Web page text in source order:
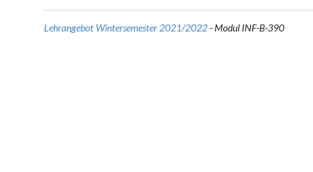
Lehrangebot Wintersemester 2021/2022- Modul INF-B-390